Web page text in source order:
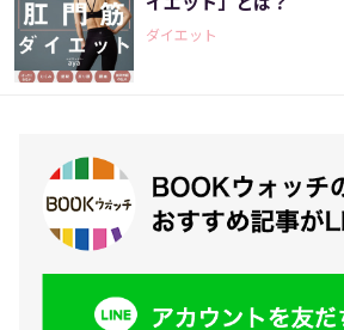
ダイエット